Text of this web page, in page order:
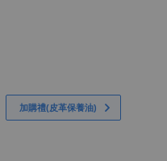
加購禮(皮革保養油)